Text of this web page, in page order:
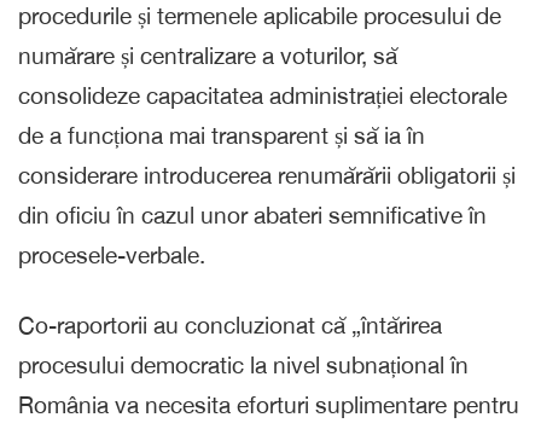
procedurile și termenele aplicabile procesului de
numărare și centralizare a voturilor, să
consolideze capacitatea administrației electorale
de a funcționa mai transparent și să ia în
considerare introducerea renumărării obligatorii și
din oficiu în cazul unor abateri semnificative în
procesele-verbale.
Co-raportorii au concluzionat că „întărirea
procesului democratic la nivel subnațional în
România va necesita eforturi suplimentare pentru